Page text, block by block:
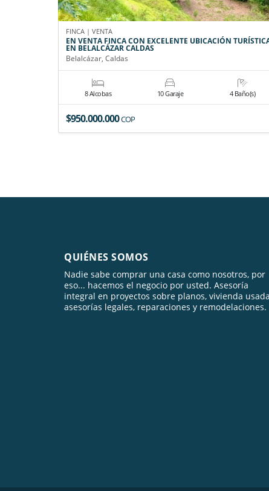
FINCA | VENTA
EN VENTA FINCA CON EXCELENTE UBICACIÓN
EN BELALCÁZAR CALDAS
Belalcázar, Caldas
8 Alcobas 10 Garaje 4 Baño(s)
$950.000.000COP
QUIÉNES SOMOS
Nadie sabe comprar una casa como nosotros, por
eso... hacemos el negocio por usted. Asesoría
integral en proyectos sobre planos, vivienda
asesorías legales, reparaciones y remodelaciones.